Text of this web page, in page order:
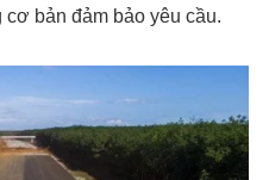
bản đảm bảo yêu cầu.